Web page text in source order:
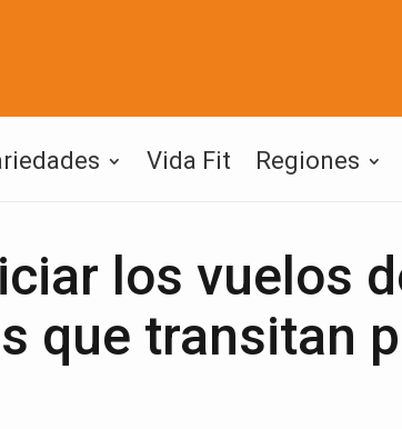
Vida Fit Regiones
los vuelos
que transitan